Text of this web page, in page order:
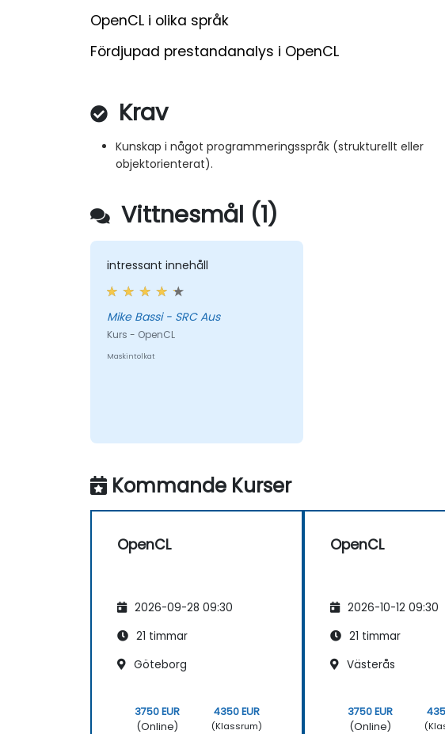
OpenCL i olika språk
Fördjupad prestandanalys i OpenCL
Krav
Kunskap i något programmeringsspråk (strukturellt eller
objektorienterat).
Vittnesmål (1)
intressant innehåll
Mike Bassi - SRC Aus
Kurs - OpenCL
Maskintolkat
Kommande Kurser
OpenCL
2026-09-28 09:30
21 timmar
Göteborg
3750 EUR
(Online)
4350 EUR
(Klassrum)
OpenCL
2026-10-12 09:30
21 timmar
Västerås
3750 EUR
(Online)